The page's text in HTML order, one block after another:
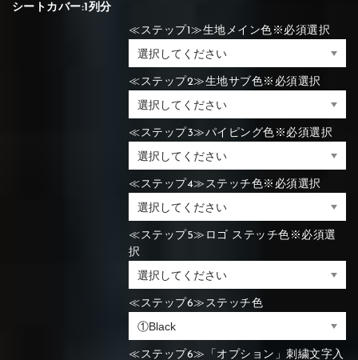
シートカバー:1列分
≪ステップ1≫生地メイン色※必須選択
≪ステップ2≫生地サブ色※必須選択
≪ステップ3≫パイピング色※必須選択
≪ステップ4≫ステッチ色※必須選択
≪ステップ5≫ロゴ ステッチ色※必須選
択
≪ステップ6≫ステッチ色
≪ステップ6≫「オプション」刺繍文字入